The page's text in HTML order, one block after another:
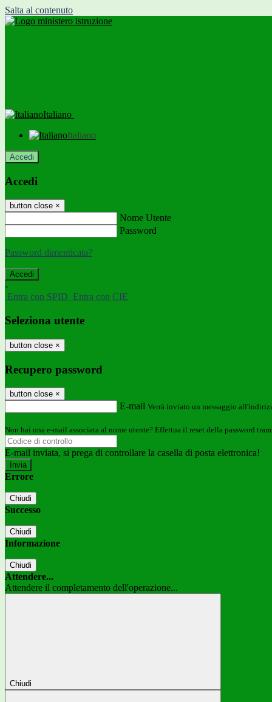
Salta al contenuto
Italiano
Italiano
Accedi
Accedi
button close ×
Nome Utente
Password
Password dimenticata?
-
Entra con SPID Entra con CIE
Seleziona utente
button close ×
Recupero password
button close ×
E-mail Verrà inviato un messaggio
Non hai una e-mail associata al nome utente? Effettua il reset della password
E-mail inviata, si prega di controllare la casella di posta elettronica!
Errore
Chiudi
Successo
Chiudi
Informazione
Chiudi
Attendere...
Attendere il completamento dell'operazione...
Chiudi